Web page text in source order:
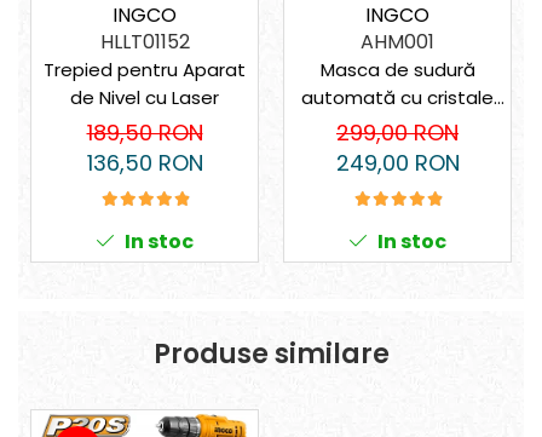
INGCO
HLLT01152
Trepied pentru Aparat
de Nivel cu Laser
189,50 RON
136,50 RON
In stoc
INGCO
AHM001
Masca de sudură
automată cu cristale
lichide – 4 senzori, vizor
XL, protecție DIN 16
299,00 RON
249,00 RON
In stoc
Produse similare